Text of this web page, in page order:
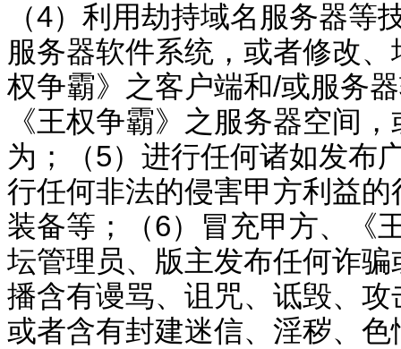
（4）利用劫持域名服务器等
服务器软件系统，或者修改
权争霸》之客户端和/或服务
《王权争霸》之服务器空间
为；（5）进行任何诸如发布
行任何非法的侵害甲方利益
装备等；（6）冒充甲方、《
坛管理员、版主发布任何诈
播含有谩骂、诅咒、诋毁、
或者含有封建迷信、淫秽、